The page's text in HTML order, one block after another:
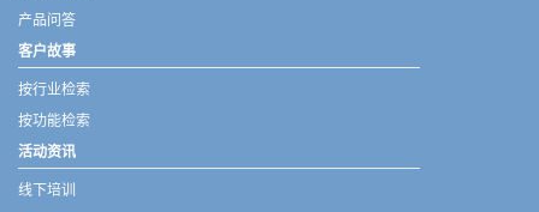
产品问答
客户故事
按行业检索
按功能检索
活动资讯
线下培训